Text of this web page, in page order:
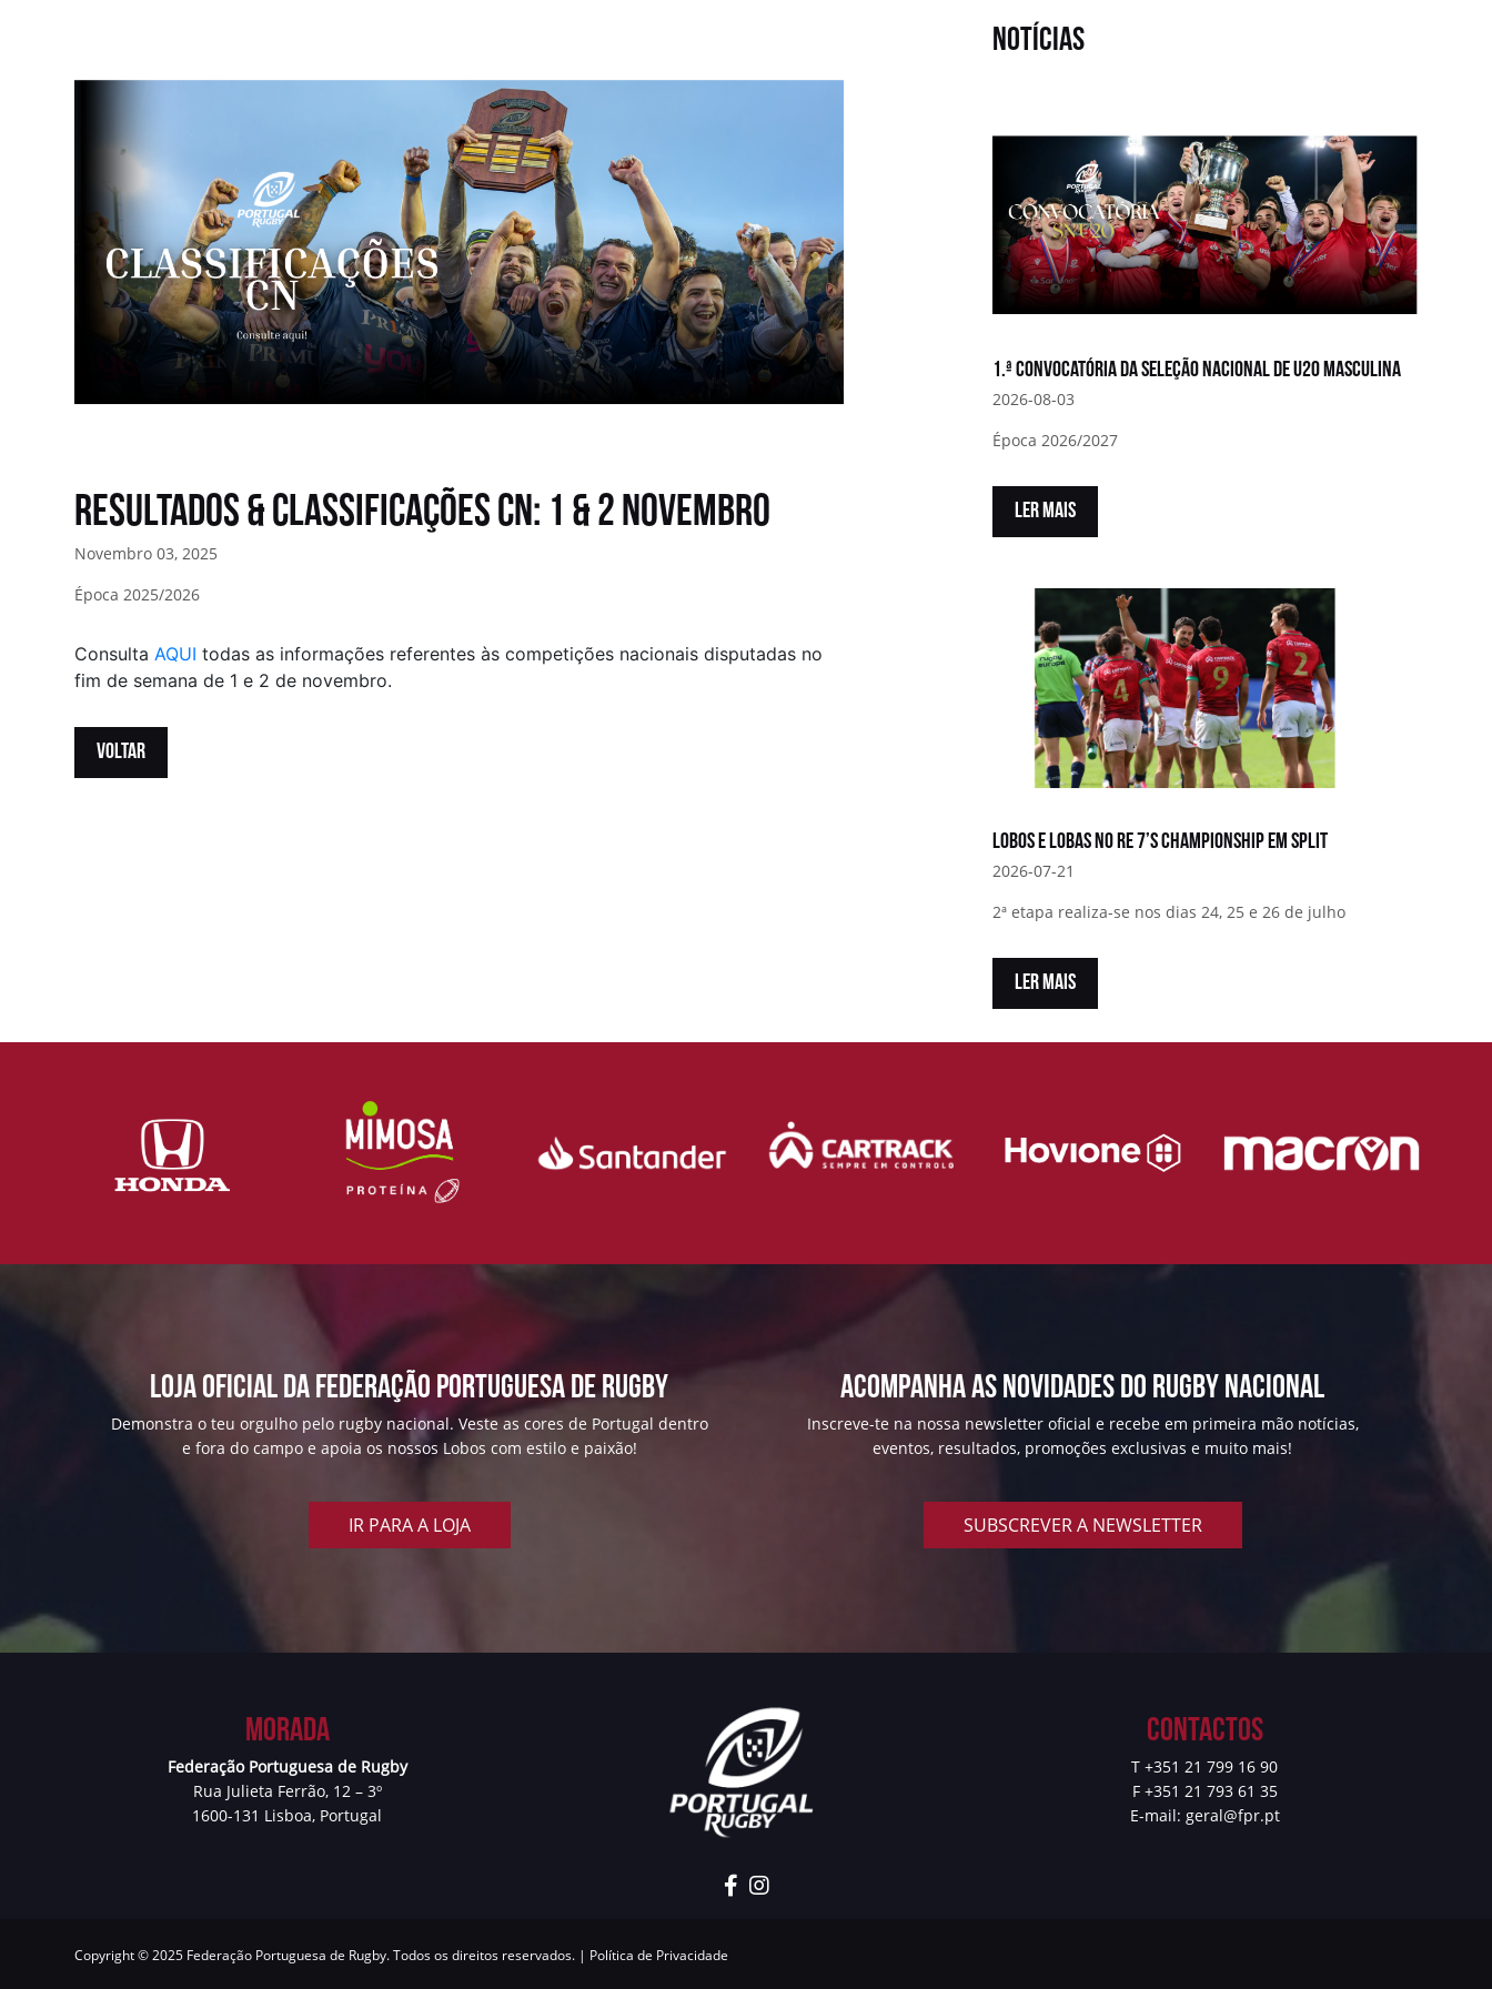
Resultados & Classificações CN: 1 & 2 Novembro
Novembro 03, 2025
Época 2025/2026
Consulta AQUI todas as informações referentes às competições nacionais disputadas no
fim de semana de 1 e 2 de novembro.
VOLTAR
notícias
1.ª convocatória da Seleção Nacional de U20 Masculina
2026-08-03
Época 2026/2027
LER MAIS
Lobos e Lobas no RE 7’s Championship em Split
2026-07-21
2ª etapa realiza-se nos dias 24, 25 e 26 de julho
LER MAIS
Loja Oficial da Federação Portuguesa de Rugby
Demonstra o teu orgulho pelo rugby nacional. Veste as cores de Portugal dentro
e fora do campo e apoia os nossos Lobos com estilo e paixão!
IR PARA A LOJA
ACOMPANHA AS NOVIDADES DO RUGBY NACIONAL
Inscreve-te na nossa newsletter oficial e recebe em primeira mão notícias,
eventos, resultados, promoções exclusivas e muito mais!
SUBSCREVER A NEWSLETTER
Morada
Federação Portuguesa de Rugby
Rua Julieta Ferrão, 12 – 3º
1600-131 Lisboa, Portugal
Contactos
T +351 21 799 16 90
F +351 21 793 61 35
E-mail: geral@fpr.pt
Copyright © 2025 Federação Portuguesa de Rugby. Todos os direitos reservados. | Política de Privacidade